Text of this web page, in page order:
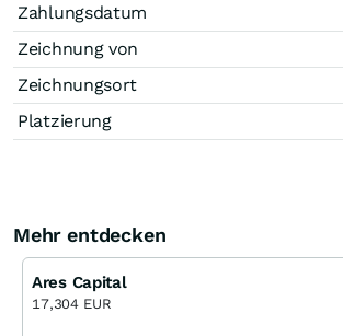
Zahlungsdatum
Zeichnung von
Zeichnungsort
Platzierung
Mehr entdecken
Ares Capital
17,304 EUR